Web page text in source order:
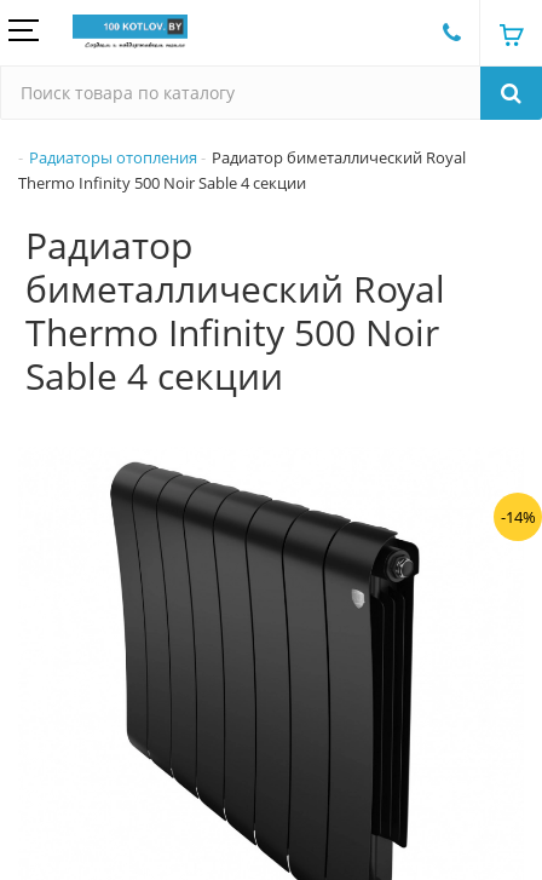
Радиаторы отопления
Радиатор биметаллический Royal
Thermo Infinity 500 Noir Sable 4 секции
Радиатор
биметаллический Royal
Thermo Infinity 500 Noir
Sable 4 секции
-14%